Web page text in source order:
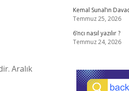
Aralık
Kemal Sunal’ın
Temmuz 25, 2026
6’ncı nasıl yazılır ?
Temmuz 24, 2026